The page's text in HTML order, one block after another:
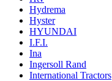
Hydrema
Hyster
HYUNDAI
I.F.I.
Ina
Ingersoll Rand
International Tractors